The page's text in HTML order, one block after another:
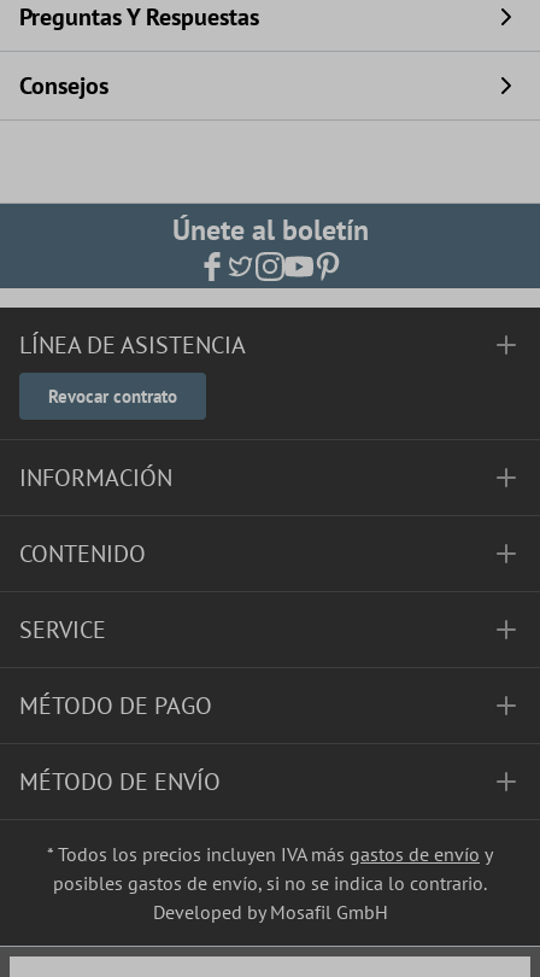
Preguntas Y Respuestas
Consejos
Únete al boletín
LÍNEA DE ASISTENCIA
Revocar contrato
INFORMACIÓN
CONTENIDO
SERVICE
MÉTODO DE PAGO
MÉTODO DE ENVÍO
* Todos los precios incluyen IVA más gastos de envío y
posibles gastos de envío, si no se indica lo contrario.
Developed by Mosafil GmbH